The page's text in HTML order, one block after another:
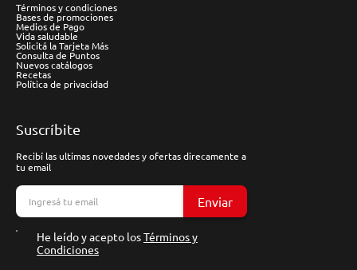
Términos y condiciones
Bases de promociones
Medios de Pago
Vida saludable
Solicitá la Tarjeta Más
Consulta de Puntos
Nuevos catálogos
Recetas
Política de privacidad
Suscríbite
Recibí las ultimas novedades y ofertas direcamente a
tu email
Enviar
He leído y acepto losTérminos y
Condiciones